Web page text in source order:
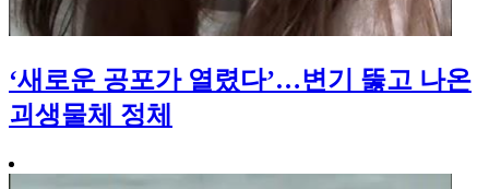
‘새로운 공포가 열렸다’…변기 뚫고 나온
괴생물체 정체